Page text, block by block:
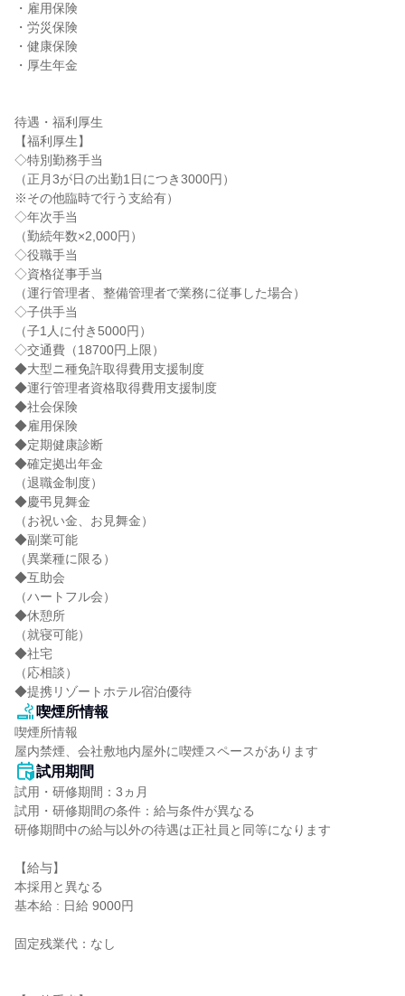
・雇用保険
・労災保険
・健康保険
・厚生年金
待遇・福利厚生
【福利厚生】
◇特別勤務手当
（正月3が日の出勤1日につき3000円）
※その他臨時で行う支給有）
◇年次手当
（勤続年数×2,000円）
◇役職手当
◇資格従事手当
（運行管理者、整備管理者で業務に従事した場合）
◇子供手当
（子1人に付き5000円）
◇交通費（18700円上限）
◆大型ニ種免許取得費用支援制度
◆運行管理者資格取得費用支援制度
◆社会保険
◆雇用保険
◆定期健康診断
◆確定拠出年金
（退職金制度）
◆慶弔見舞金
（お祝い金、お見舞金）
◆副業可能
（異業種に限る）
◆互助会
（ハートフル会）
◆休憩所
（就寝可能）
◆社宅
（応相談）
◆提携リゾートホテル宿泊優待
喫煙所情報
喫煙所情報
屋内禁煙、会社敷地内屋外に喫煙スペースがあります
試用期間
試用・研修期間：3ヵ月
試用・研修期間の条件：給与条件が異なる
研修期間中の給与以外の待遇は正社員と同等になります
【給与】
本採用と異なる
基本給 : 日給 9000円
固定残業代：なし